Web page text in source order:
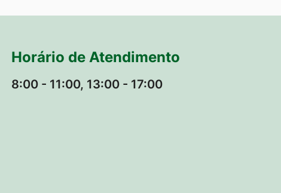
Horário de Atendimento
8:00 - 11:00, 13:00 - 17:00